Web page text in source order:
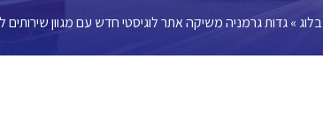
בלוג »גדות גרמניה משיקה אתר לוגיסטי חדש עם מגוון שירותים לוגיסטיים